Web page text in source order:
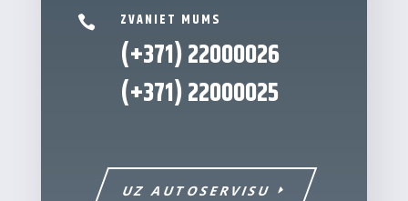
 ZVANIET MUMS
(+371) 22000026
(+371)22000025
UZ AUTOSERVISU